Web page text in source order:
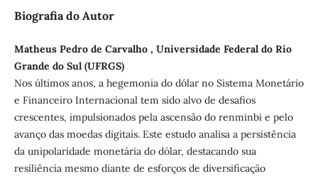
Biografia do Autor
Matheus Pedro de Carvalho , Universidade Federal do Rio
Grande do Sul (UFRGS)
Nos últimos anos, a hegemonia do dólar no Sistema Monetário
e Financeiro Internacional tem sido alvo de desafios
crescentes, impulsionados pela ascensão do renminbi e pelo
avanço das moedas digitais. Este estudo analisa a persistência
da unipolaridade monetária do dólar, destacando sua
resiliência mesmo diante de esforços de diversificação